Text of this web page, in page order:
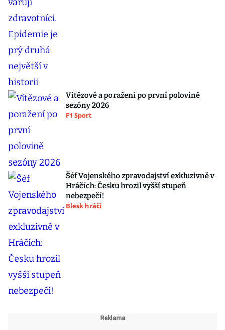
Vítězové a poražení po první polovině
sezóny 2026
F1 Sport
Šéf Vojenského zpravodajství exkluzivně v
Hráčích: Česku hrozil vyšší stupeň
nebezpečí!
Blesk hráči